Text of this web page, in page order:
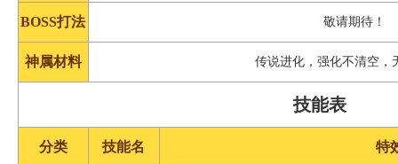
BOSS打法 敬请期待！
神属材料 传说进化，强化不清空，
技能表
分类 技能名 特